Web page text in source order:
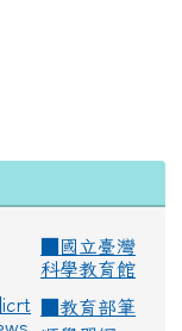
國立臺灣
科學教育館
icrt
教育部筆